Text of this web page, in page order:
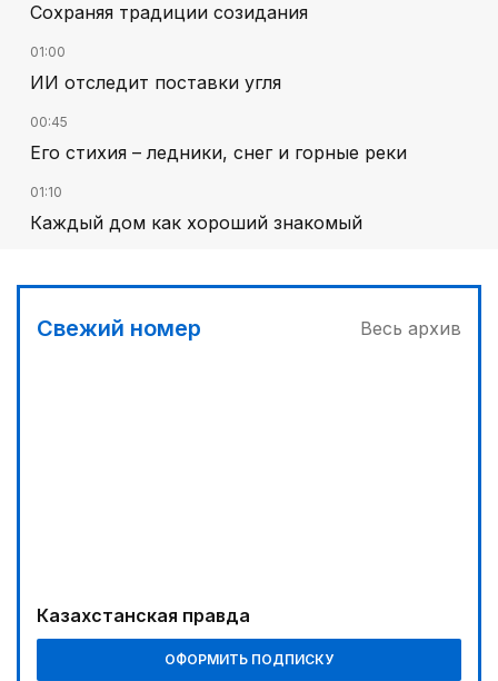
Сохраняя традиции созидания
01:00
ИИ отследит поставки угля
00:45
Его стихия – ледники, снег и горные реки
01:10
Каждый дом как хороший знакомый
Свежий номер Весь архив
Казахстанская правда
ОФОРМИТЬ ПОДПИСКУ